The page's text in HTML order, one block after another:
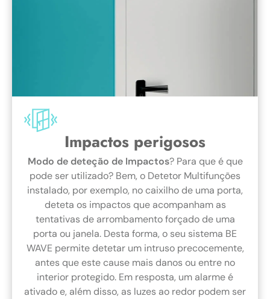
Impactos perigosos
Modo de deteção de Impactos? Para que é que
pode ser utilizado? Bem, o Detetor Multifunções
instalado, por exemplo, no caixilho de uma porta,
deteta os impactos que acompanham as
tentativas de arrombamento forçado de uma
porta ou janela. Desta forma, o seu sistema BE
WAVE permite detetar um intruso precocemente,
antes que este cause mais danos ou entre no
interior protegido. Em resposta, um alarme é
ativado e, além disso, as luzes ao redor podem ser